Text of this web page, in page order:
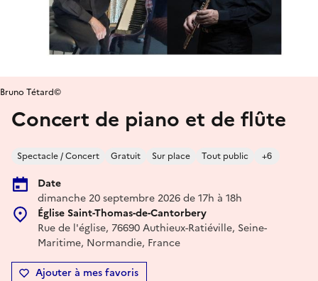
Concert de piano et de flûte
Spectacle / Concert Gratuit Sur place Tout public +6
Date
dimanche 20 septembre 2026 de 17h à 18h
Église Saint-Thomas-de-Cantorbery
Rue de l'église, 76690 Authieux-Ratiéville, Seine-
Maritime, Normandie, France
Ajouter à mes favoris
Bruno Tétard©